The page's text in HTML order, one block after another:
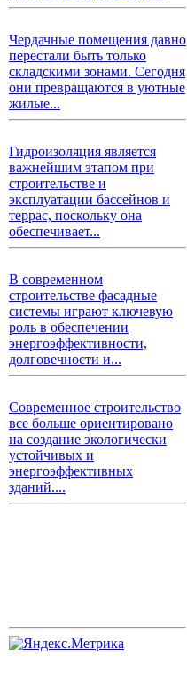
Чердачные помещения давно
перестали быть только
складскими зонами. Сегодня
они превращаются в уютные
жилые...
Гидроизоляция является
важнейшим этапом при
строительстве и
эксплуатации бассейнов и
террас, поскольку она
обеспечивает...
В современном
строительстве фасадные
системы играют ключевую
роль в обеспечении
энергоэффективности,
долговечности и...
Современное строительство
все больше ориентировано
на создание экологически
устойчивых и
энергоэффективных
зданий....